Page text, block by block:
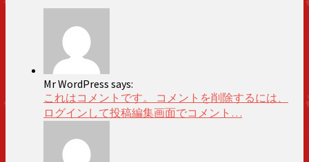
Mr WordPress says:
これはコメントです。 コメントを削除するには、
ログインして投稿編集画面でコメント…